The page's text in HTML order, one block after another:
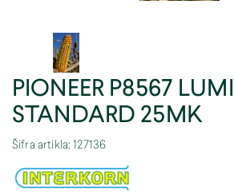
PIONEER P8567
STANDARD 25MK
Šifra artikla: 127136